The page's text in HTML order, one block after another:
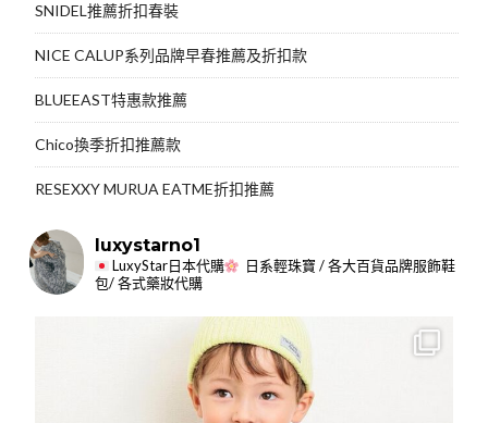
SNIDEL推薦折扣春裝
NICE CALUP系列品牌早春推薦及折扣款
BLUEEAST特惠款推薦
Chico換季折扣推薦款
RESEXXY MURUA EATME折扣推薦
luxystarno1
LuxyStar日本代購
日系輕珠寶 / 各大百貨品牌服飾鞋
包/ 各式藥妝代購